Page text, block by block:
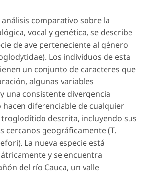
análisis comparativo sobre la
vocal y genética, se describe
de ave perteneciente al género
Los individuos de esta
un conjunto de caracteres que
algunas variables
una consistente divergencia
hacen diferenciable de cualquier
descrita, incluyendo sus
cercanos geográficamente (T.
). La nueva especie está
y se encuentra
del río Cauca, un valle